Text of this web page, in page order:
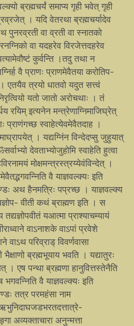
ब्रह्मचर्यं समाप्य गृही भवेत् गृही
। यदि वेतरथा ब्रह्मचर्यादेव
पुनरव्रती वा व्रती वा स्नातको
वा यदहरेव विरजेत्तदहरेव
कुर्वन्ति ।तदु तथा न
वै प्राणः प्राणमेवैतया करोतिप-
। एतयैव त्रयो धातवो यदुत सत्त्वं
यतो जातो अरोचथाः । तं
रयिम् इत्यनेन मन्त्रेणाग्निमाजिघ्रेत्
प्राणंगच्छ स्वाहेत्येवमेवैतदाह ।
। यद्यग्निंन विन्देदप्सु जुहुयात्
देवताभ्योजुहोमि स्वाहेति हुत्वा
मोक्षमन्त्रस्त्रय्येवंविन्देत् ।
वै याज्ञवल्क्यः इति
अथ हैनमत्रिः पप्रच्छ । याज्ञवल्क्य
वीती कथं ब्राह्मण इति । स
यआत्मा प्राश्याचम्यायं
वाऽनाशके वाऽपां प्रवेशे
वाऽथ परिव्राड् विवर्णवासा
भैक्षाणो ब्रह्मभूयाय भवति । यद्यातुरः
। एष पन्था ब्रह्मणा हानुवित्तस्तेनैति
भगवन्निति वै याज्ञवल्क्यः इति
तत्र परमहंसा नाम
अव्यक्ताचारा अनुन्मत्ता